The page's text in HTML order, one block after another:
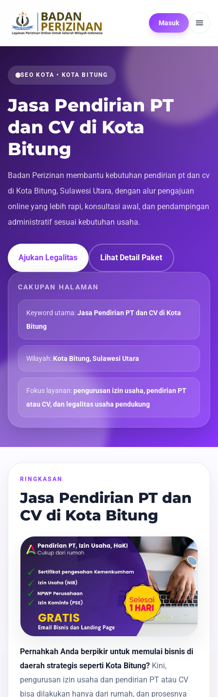
Masuk
SEO KOTA • KOTA BITUNG
Jasa Pendirian PT
dan CV di Kota
Bitung
Badan Perizinan membantu kebutuhan pendirian pt dan cv
di Kota Bitung, Sulawesi Utara, dengan alur pengajuan
online yang lebih rapi, konsultasi awal, dan pendampingan
administratif sesuai kebutuhan usaha.
Ajukan Legalitas Lihat Detail Paket
CAKUPAN HALAMAN
Keyword utama:Jasa Pendirian PT dan CV di Kota
Bitung
Wilayah:Kota Bitung, Sulawesi Utara
Fokus layanan:pengurusan izin usaha, pendirian PT
atau CV, dan legalitas usaha pendukung
RINGKASAN
Jasa Pendirian PT dan
CV di Kota Bitung
Pernahkah Anda berpikir untuk memulai bisnis di
daerah strategis seperti Kota Bitung? Kini,
pengurusan izin usaha dan pendirian PT atau CV
bisa dilakukan hanya dari rumah, dan prosesnya